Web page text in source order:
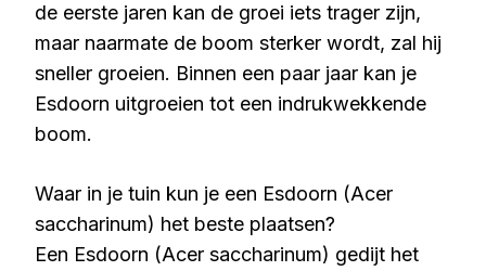
de eerste jaren kan de groei iets trager zijn,
maar naarmate de boom sterker wordt, zal hij
sneller groeien. Binnen een paar jaar kan je
Esdoorn uitgroeien tot een indrukwekkende
boom.
Waar in je tuin kun je een Esdoorn (Acer
saccharinum) het beste plaatsen?
Een Esdoorn (Acer saccharinum) gedijt het